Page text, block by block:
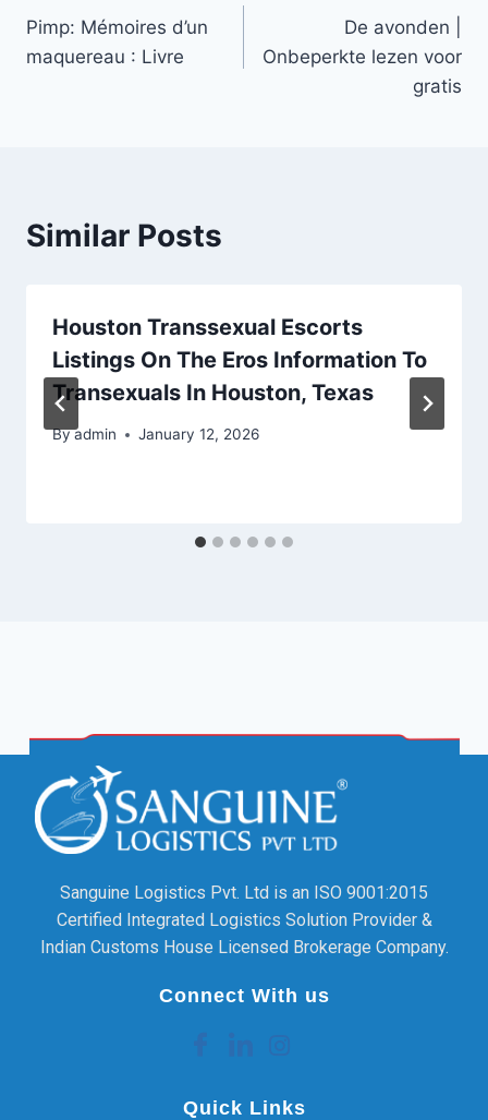
Pimp: Mémoires d’un
maquereau : Livre
De avonden |
Onbeperkte lezen voor
gratis
Similar Posts
Houston Transsexual Escorts
Listings On The Eros Information To
Transexuals In Houston, Texas
Byadmin January 12, 2026
Sanguine Logistics Pvt. Ltd is an ISO 9001:2015
Certified Integrated Logistics Solution Provider &
Indian Customs House Licensed Brokerage Company.
Connect With us
Quick Links